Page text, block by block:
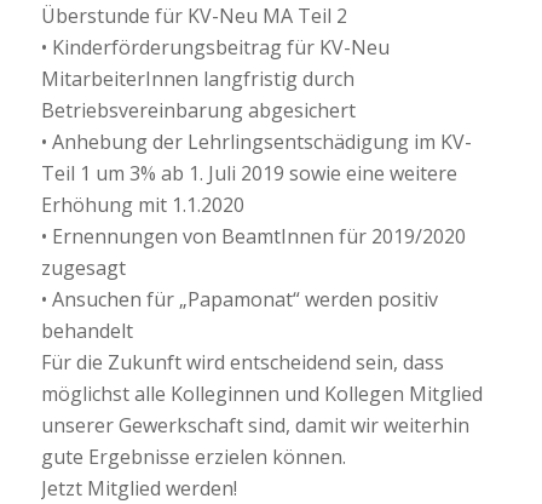
Überstunde für KV-Neu MA Teil 2
• Kinderförderungsbeitrag für KV-Neu
MitarbeiterInnen langfristig durch
Betriebsvereinbarung abgesichert
• Anhebung der Lehrlingsentschädigung im KV-
Teil 1 um 3% ab 1. Juli 2019 sowie eine weitere
Erhöhung mit 1.1.2020
• Ernennungen von BeamtInnen für 2019/2020
zugesagt
• Ansuchen für „Papamonat“ werden positiv
behandelt
Für die Zukunft wird entscheidend sein, dass
möglichst alle Kolleginnen und Kollegen Mitglied
unserer Gewerkschaft sind, damit wir weiterhin
gute Ergebnisse erzielen können.
Jetzt Mitglied werden!